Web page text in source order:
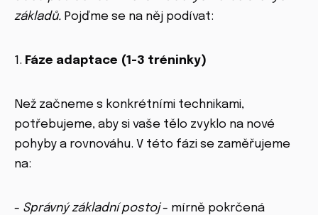
základů. Pojďme se na něj podívat:
1. Fáze adaptace (1-3 tréninky)
Než začneme s konkrétními technikami,
potřebujeme, aby si vaše tělo zvyklo na nové
pohyby a rovnováhu. V této fázi se zaměřujeme
na:
- Správný základní postoj- mírně pokrčená